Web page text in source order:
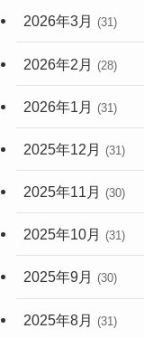
2026年3月 (31)
2026年2月 (28)
2026年1月 (31)
2025年12月 (31)
2025年11月 (30)
2025年10月 (31)
2025年9月 (30)
2025年8月 (31)